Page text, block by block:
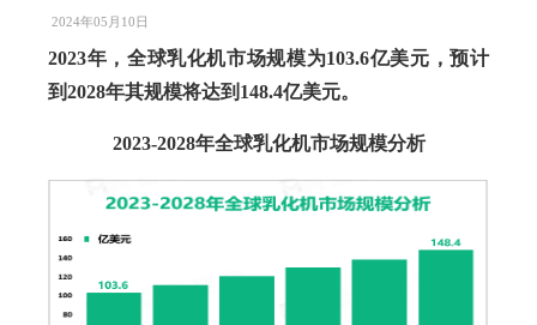
2024年05月10日
2023年，全球乳化机市场规模为103.6亿美元，预计
到2028年其规模将达到 148.4亿美元。
2023-2028年全球乳化机市场规模分析